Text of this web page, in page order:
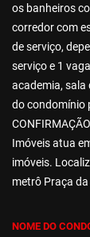
os banheiros
corredor com
de serviço,
serviço e 1
academia, sala
do condomínio
Imóveis atua
imóveis.
metrô Praça
NOME DO